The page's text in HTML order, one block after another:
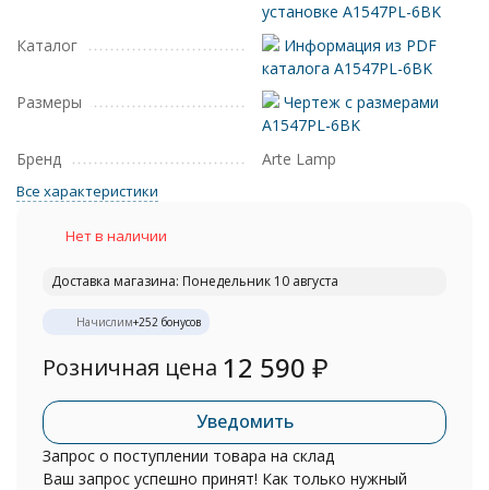
установке A1547PL-6BK
Каталог
Информация из PDF
каталога A1547PL-6BK
Размеры
Чертеж с размерами
A1547PL-6BK
Бренд
Arte Lamp
Все характеристики
Нет в наличии
Доставка магазина: Понедельник 10 августа
Начислим+252 бонусов
Розничная цена 12 590 ₽
Уведомить
Запрос о поступлении товара на склад
Ваш запрос успешно принят! Как только нужный